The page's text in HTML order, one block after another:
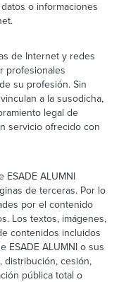
o informaciones
de Internet y redes
profesionales
su profesión. Sin
a la susodicha,
legal de
servicio ofrecido con
ESADE ALUMNI
de terceras. Por lo
por el contenido
Los textos, imágenes,
contenidos incluidos
ESADE ALUMNI o sus
distribución, cesión,
pública total o